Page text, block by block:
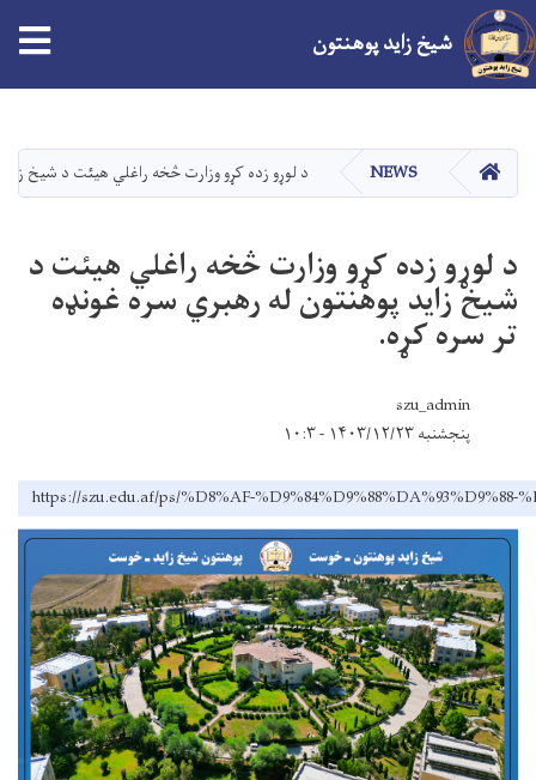
دانګل
شیخ زاید پوهنتون
کور NEWS د لوړو زده کړو وزارت څخه راغلي هيئت د شيخ
د لوړو زده کړو وزارت څخه راغلي هيئت د
شيخ زايد پوهنتون له رهبري سره غونډه
تر سره کړه.
szu_admin
پنجشنبه ۱۴۰۳/۱۲/۲۳ - ۱۰:۳
https://szu.edu.af/ps/%D8%AF-